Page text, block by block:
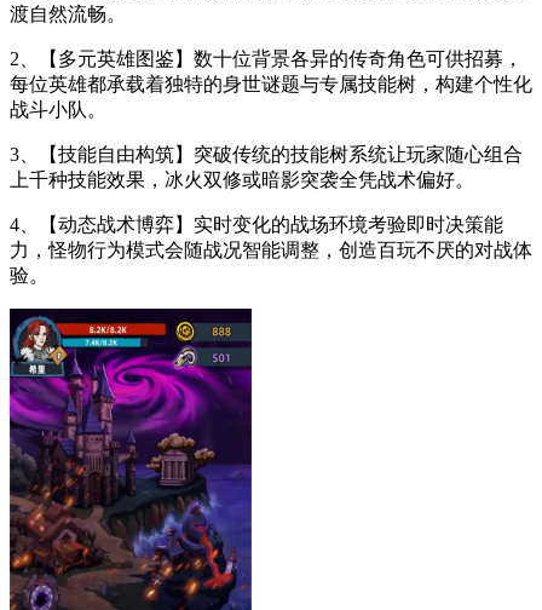
渡自然流畅。
2、【多元英雄图鉴】数十位背景各异的传奇角色可供招募，
每位英雄都承载着独特的身世谜题与专属技能树，构建个性化
战斗小队。
3、【技能自由构筑】突破传统的技能树系统让玩家随心组合
上千种技能效果，冰火双修或暗影突袭全凭战术偏好。
4、【动态战术博弈】实时变化的战场环境考验即时决策能
力，怪物行为模式会随战况智能调整，创造百玩不厌的对战体
验。